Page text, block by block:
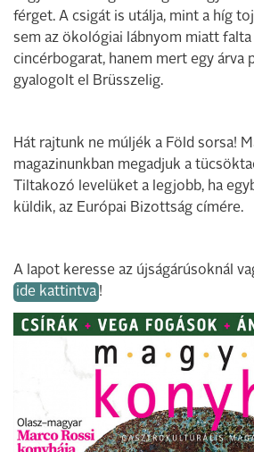
férget. A csigát is utálja, mint a híg
sem az ökológiai lábnyom miatt
cincérbogarat, hanem mert egy árva
gyalogolt el Brüsszelig.
Hát rajtunk ne múljék a Föld sorsa!
magazinunkban megadjuk a
Tiltakozó levelüket a legjobb, ha
küldik, az Európai Bizottság címére.
A lapot keresse az újságárúsoknál
ide kattintva !